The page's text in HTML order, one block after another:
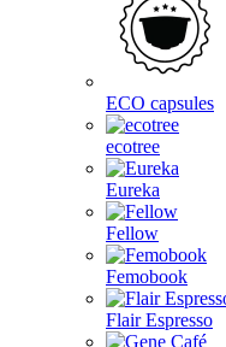
ECO capsules
ecotree
Eureka
Fellow
Femobook
Flair Espresso